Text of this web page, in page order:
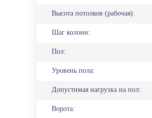
Высота потолков (рабочая):
Шаг колонн:
Пол:
Уровень пола:
Допустимая нагрузка на пол:
Ворота: